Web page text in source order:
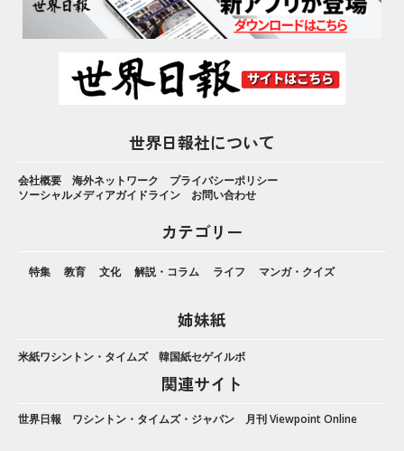
世界日報社について
会社概要 海外ネットワーク
プライバシーポリシー
ソーシャルメディアガイドライン
お問い合わせ
カテゴリー
特集 教育 文化 解説・コラム ライフ マンガ・クイズ
姉妹紙
米紙ワシントン・タイムズ 韓国紙セゲイルボ
関連サイト
世界日報 ワシントン・タイムズ・ジャパン 月刊 Viewpoint Online